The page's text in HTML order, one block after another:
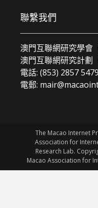
聯繫我們
澳門互聯網研究學會
澳門互聯網研究計劃
電話: (853) 2857 5479
電郵:
The Macao Internet
Association for
Research Lab.
Macao Association for